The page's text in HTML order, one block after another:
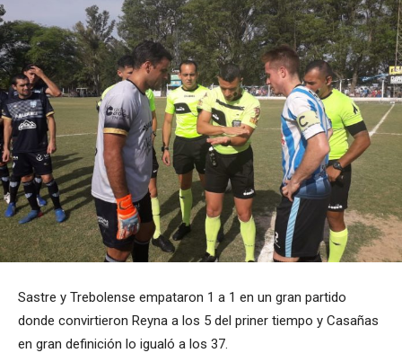
Sastre y Trebolense empataron 1 a 1 en un gran partido
donde convirtieron Reyna a los 5 del priner tiempo y Casañas
en gran definición lo igualó a los 37.